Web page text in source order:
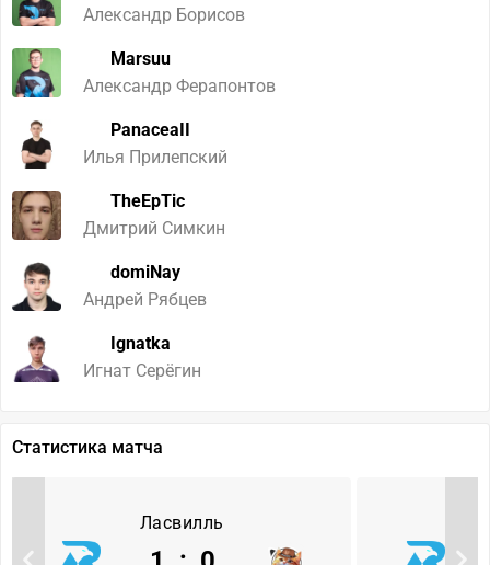
Александр Борисов
Marsuu
Александр Ферапонтов
PanaceaII
Илья Прилепский
TheEpTic
Дмитрий Симкин
domiNay
Андрей Рябцев
Ignatka
Игнат Серёгин
Статистика матча
Ласвилль